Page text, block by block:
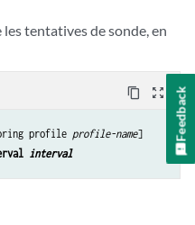
tentatives de sonde, en
content_copy zoom_out_map
profile profile-name]
interval
Feedback